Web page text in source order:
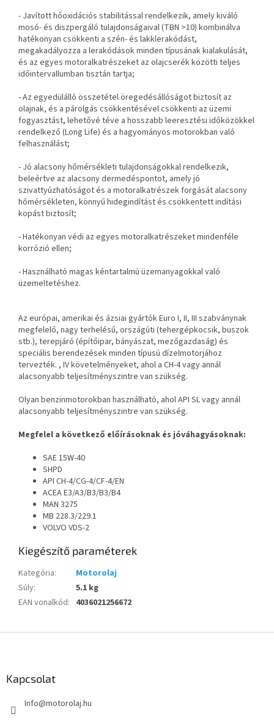
- Javított hőoxidációs stabilitással rendelkezik, amely kiváló
mosó- és diszpergáló tulajdonságaival (TBN >10) kombinálva
hatékonyan csökkenti a szén- és lakklerakódást,
megakadályozza a lerakódások minden típusának kialakulását,
és az egyes motoralkatrészeket az olajcserék közötti teljes
időintervallumban tisztán tartja;
- Az egyedülálló összetétel öregedésállóságot biztosít az
olajnak, és a párolgás csökkentésével csökkenti az üzemi
fogyasztást, lehetővé téve a hosszabb leeresztési időközökkel
rendelkező (Long Life) és a hagyományos motorokban való
felhasználást;
- Jó alacsony hőmérsékleti tulajdonságokkal rendelkezik,
beleértve az alacsony dermedéspontot, amely jó
szivattyúzhatóságot és a motoralkatrészek forgását alacsony
hőmérsékleten, könnyű hidegindítást és csökkentett indítási
kopást biztosít;
- Hatékonyan védi az egyes motoralkatrészeket mindenféle
korrózió ellen;
- Használható magas kéntartalmú üzemanyagokkal való
üzemeltetéshez.
Az európai, amerikai és ázsiai gyártók Euro I, II, III szabványnak
megfelelő, nagy terhelésű, országúti (tehergépkocsik, buszok
stb.), terepjáró (építőipar, bányászat, mezőgazdaság) és
speciális berendezések minden típusú dízelmotorjához
tervezték. , IV követelményeket, ahol a CH-4 vagy annál
alacsonyabb teljesítményszintre van szükség.
Olyan benzinmotorokban használható, ahol API SL vagy annál
alacsonyabb teljesítményszintre van szükség.
Megfelel a következő előírásoknak és jóváhagyásoknak:
SAE 15W-40
SHPD
API CH-4/CG-4/CF-4/EN
ACEA E3/A3/B3/B3/B4
MAN 3275
MB 228.3/229.1
VOLVO VDS-2
Kiegészítő paraméterek
Kategória:
Motorolaj
Súly:
5.1 kg
EAN vonalkód: 4036021256672
Kapcsolat
Info@motorolaj.hu